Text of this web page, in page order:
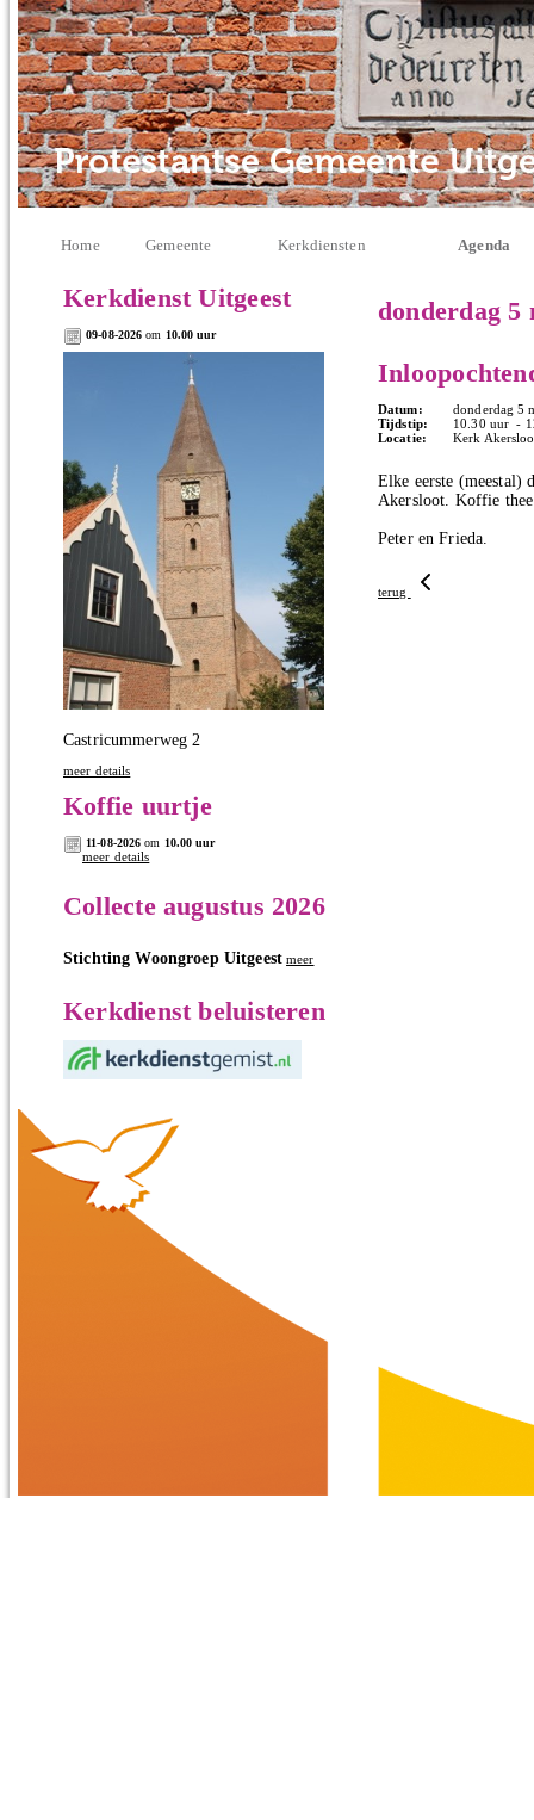
Kerkdienst Uitgeest
09-08-2026 om 10.00 uur
Castricummerweg 2
meer details
Koffie uurtje
11-08-2026 om 10.00 uur
meer details
Collecte augustus 2026
Stichting Woongroep Uitgeest meer
Kerkdienst beluisteren
donderdag 5
Datum:
donderdag 5
Tijdstip:
10.30 uur -
Locatie:
Kerk
Elke eerste (meestal)
Akersloot. Koffie
Peter en Frieda.
terug
Home Gemeente Kerkdiensten Agenda